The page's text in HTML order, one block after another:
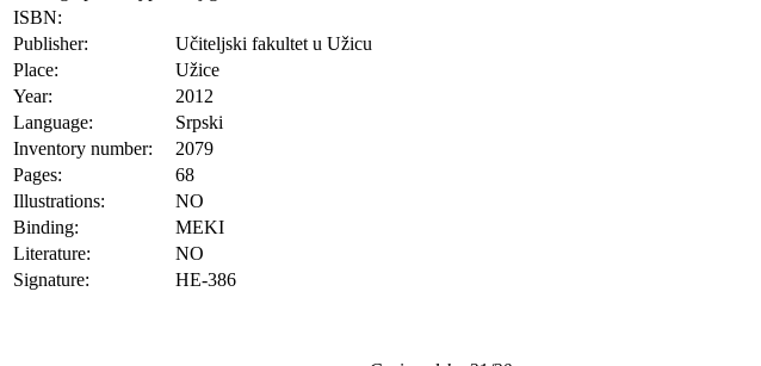
ISBN:
Publisher:
Učiteljski fakultet u Užicu
Place:
Užice
Year:
2012
Language:
Srpski
Inventory number:
2079
Pages:
68
Illustrations:
NO
Binding:
MEKI
Literature:
NO
Signature:
HE-386